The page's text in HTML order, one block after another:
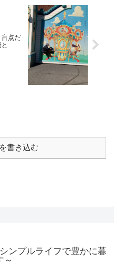
盲点だ
書き込む
ンプルライフで豊かに暮
～